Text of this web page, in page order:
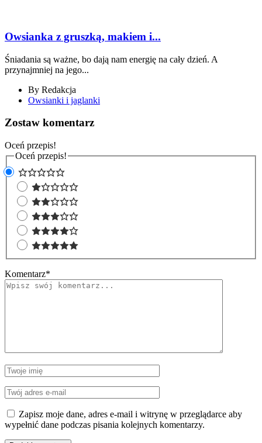
Owsianka z gruszką, makiem i...
Śniadania są ważne, bo dają nam energię na cały dzień. A
przynajmniej na jego...
By Redakcja
Owsianki i jaglanki
Zostaw komentarz
Oceń przepis!
Oceń przepis!
Komentarz*
Zapisz moje dane, adres e-mail i witrynę w przeglądarce aby
wypełnić dane podczas pisania kolejnych komentarzy.